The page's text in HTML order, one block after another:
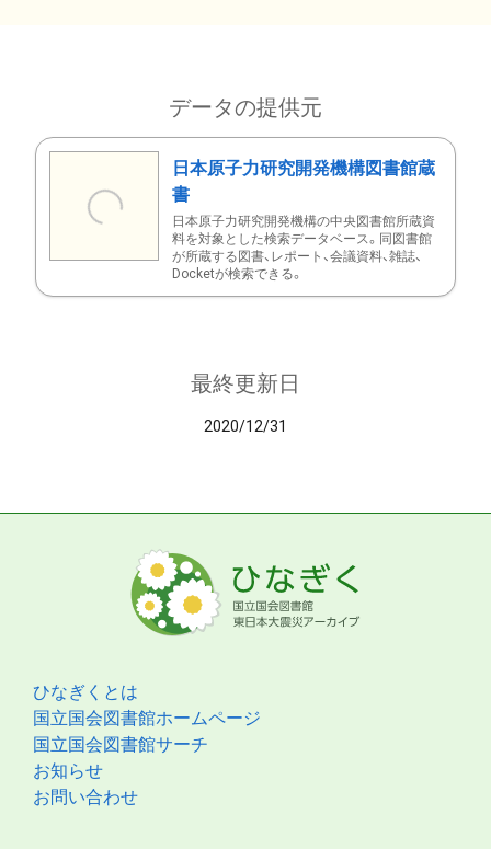
データの提供元
日本原子力研究開発機構図書館蔵
書
日本原子力研究開発機構の中央図書館所蔵資
料を対象とした検索データベース。同図書館
が所蔵する図書、レポート、会議資料、雑誌、
Docketが検索できる。
最終更新日
2020/12/31
ひなぎくとは
国立国会図書館ホームページ
国立国会図書館サーチ
お知らせ
お問い合わせ